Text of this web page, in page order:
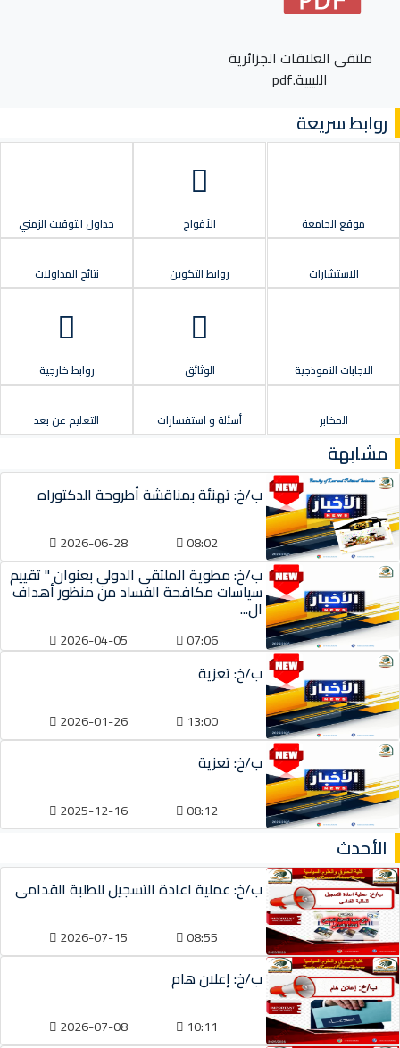
ملتقى العلاقات الجزائرية
الليبية.pdf
روابط سريعة
موقع الجامعة الأفواج جداول التوقيت الزمني
الاستشارات روابط التكوين نتائج المداولات
الاجابات النموذجية الوثائق روابط خارجية
المخابر أسئلة و استفسارات التعليم عن بعد
مشابهة
ب/خ: تهنئة بمناقشة أطروحة الدكتوراه
08:02
2026-06-28
ب/خ: مطوية الملتقى الدولي بعنوان " تقييم
سياسات مكافحة الفساد من منظور أهداف
ال...
07:06
2026-04-05
ب/خ: تعزية
13:00
2026-01-26
ب/خ: تعزية
08:12
2025-12-16
الأحدث
ب/خ: عملية اعادة التسجيل للطلبة القدامى
08:55
2026-07-15
ب/خ: إعلان هام
10:11
2026-07-08